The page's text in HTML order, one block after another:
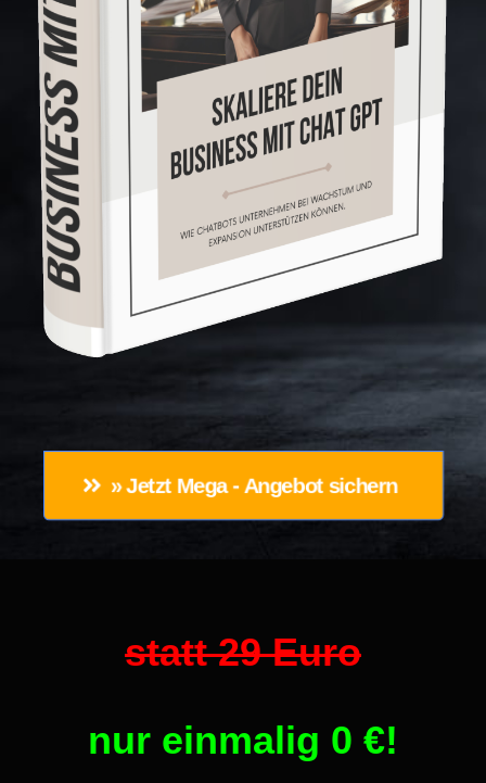
» Jetzt Mega - Angebot sichern
statt 29 Euro
nur einmalig 0 €!